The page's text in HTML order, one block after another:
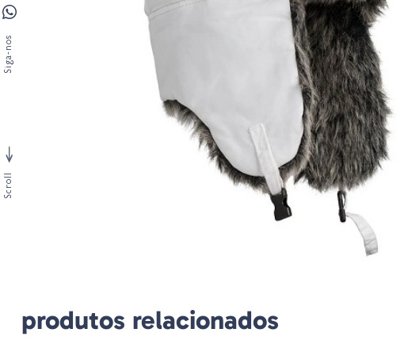
produtos relacionados
Siga-nos
Scroll